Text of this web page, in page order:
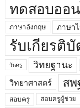
ทดสอบออ
ภาษาอังกฤษ ภาษา
รับเกียรติ
วันครู วิทยฐานะ
วิทยาศาสตร์ สพ
สอบครู สอบครูผู้ช่วย